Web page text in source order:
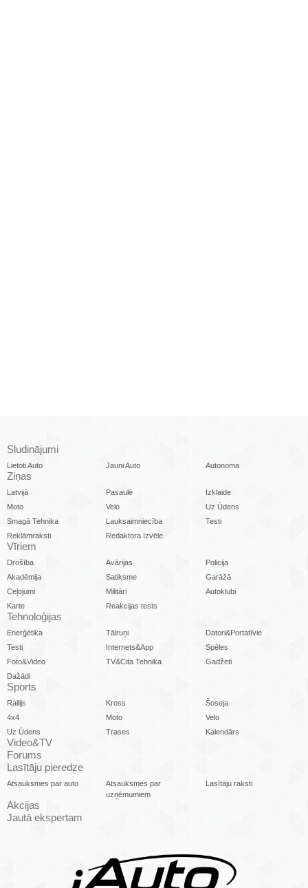
Sludinājumi
Lietoti Auto Jauni Auto Autonoma
Ziņas
Latvijā Pasaulē
Izklaide
Moto
Velo
Uz Ūdens
Smagā Tehnika
Lauksaimniecība
Testi
Reklāmraksti
Redaktora Izvēle
Vīriem
Drošība Avārijas
Policija
Akadēmija
Satiksme
Garāžā
Ceļojumi
Militāri
Autoklubi
Karte
Reakcijas tests
Tehnoloģijas
Enerģētika Tālruņi
Datori&Portatīvie
Testi
Internets&App
Spēles
Foto&Video
TV&Cita Tehnika
Gadžeti
Dažādi
Sports
Rallijs Kross
Šoseja
4x4
Moto
Velo
Uz Ūdens
Trases Kalendārs
Video&TV
Forums
Lasītāju pieredze
Atsauksmes par auto
Atsauksmes par
uzņēmumiem
Lasītāju raksti
Akcijas
Jautā ekspertam